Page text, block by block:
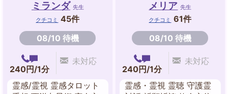
ミランダ 先生
クチコミ
45件
08/10 待機
240円/1分
未対応
霊感/霊視 霊感タロット
メリア 先生
クチコミ
61件
08/10 待機
240円/1分
未対応
霊感・霊視 霊聴 守護霊